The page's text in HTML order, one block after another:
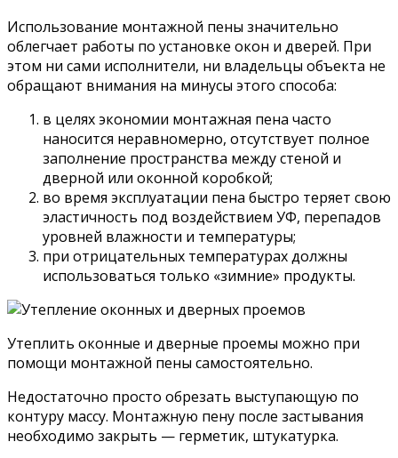
Использование монтажной пены значительно
облегчает работы по установке окон и дверей. При
этом ни сами исполнители, ни владельцы объекта не
обращают внимания на минусы этого способа:
в целях экономии монтажная пена часто
наносится неравномерно, отсутствует полное
заполнение пространства между стеной и
дверной или оконной коробкой;
во время эксплуатации пена быстро теряет свою
эластичность под воздействием УФ, перепадов
уровней влажности и температуры;
при отрицательных температурах должны
использоваться только «зимние» продукты.
Утеплить оконные и дверные проемы можно при
помощи монтажной пены самостоятельно.
Недостаточно просто обрезать выступающую по
контуру массу. Монтажную пену после застывания
необходимо закрыть — герметик, штукатурка.